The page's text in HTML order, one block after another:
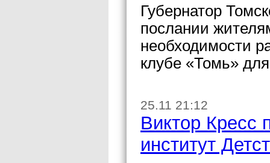
Губернатор
послании
необходимости
клубе «Томь»
25.11 21:12
Виктор Кресс
институт